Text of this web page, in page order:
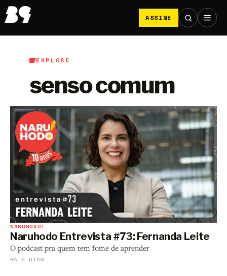
ASSINE
EXPLORE
senso comum
NARUHODO!
Naruhodo Entrevista #73: Fernanda Leite
O podcast pra quem tem fome de aprender
HÁ 6 DIAS